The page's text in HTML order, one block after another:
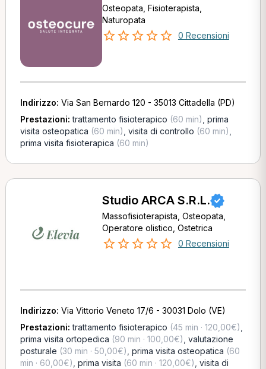
Osteopata, Fisioterapista,
Naturopata
0 Recensioni
Indirizzo: Via San Bernardo 120 - 35013 Cittadella (PD)
Prestazioni:trattamento fisioterapico (60 min) prima
visita osteopatica (60 min) visita di controllo (60 min)
prima visita fisioterapica (60 min)
Studio ARCA S.R.L.
Massofisioterapista, Osteopata,
Operatore olistico, Ostetrica
0 Recensioni
Indirizzo: Via Vittorio Veneto 17/6 - 30031 Dolo (VE)
Prestazioni:trattamento fisioterapico (45 min · 120,00€)
prima visita ortopedica (90 min · 100,00€) valutazione
posturale (30 min · 50,00€) prima visita osteopatica (60
min · 60,00€) prima visita (60 min · 120,00€) visita di